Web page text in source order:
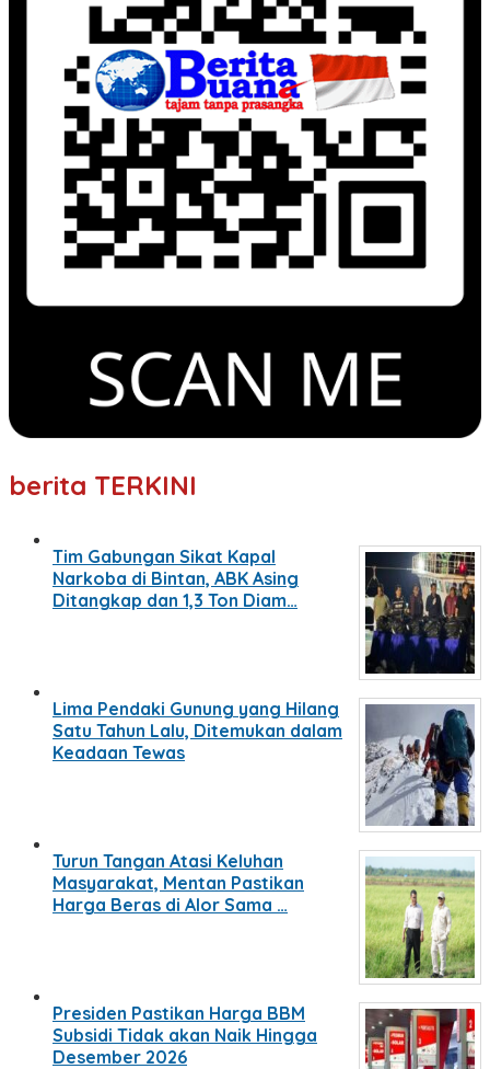
berita TERKINI
Tim Gabungan Sikat Kapal
Narkoba di Bintan, ABK Asing
Ditangkap dan 1,3 Ton Diam…
Lima Pendaki Gunung yang Hilang
Satu Tahun Lalu, Ditemukan dalam
Keadaan Tewas
Turun Tangan Atasi Keluhan
Masyarakat, Mentan Pastikan
Harga Beras di Alor Sama …
Presiden Pastikan Harga BBM
Subsidi Tidak akan Naik Hingga
Desember 2026